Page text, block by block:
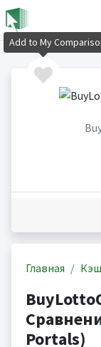
Главная
Portals)
Add to My